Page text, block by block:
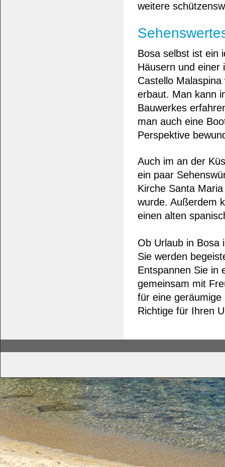
weitere
Bosa selbst ist ein
Häusern und einer
Castello
erbaut. Man kann
Bauwerkes
man auch eine
Perspektive
Auch im an der
ein paar
Kirche Santa
wurde. Außerdem
einen alten
Ob Urlaub in Bosa
Sie werden
Entspannen Sie in
gemeinsam mit
für eine geräumige
Richtige für Ihren